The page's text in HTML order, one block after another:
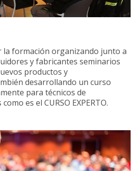
la formación organizando junto a
y fabricantes seminarios
productos y
desarrollando un curso
para técnicos de
es el CURSO EXPERTO.